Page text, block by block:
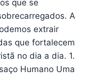
que se
A
extrair
que fortalecem
no dia a dia. 1.
Humano Uma